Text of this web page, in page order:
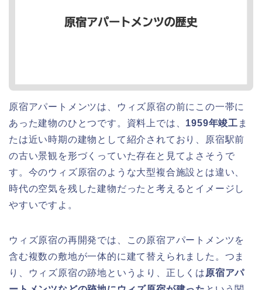
原宿アパートメンツは、ウィズ原宿の前にこの一帯に
あった建物のひとつです。資料上では、 1959年竣工 ま
たは近い時期の建物として紹介されており、原宿駅前
の古い景観を形づくっていた存在と見てよさそうで
す。今のウィズ原宿のような大型複合施設とは違い、
時代の空気を残した建物だったと考えるとイメージし
やすいですよ。
ウィズ原宿の再開発では、この原宿アパートメンツを
含む複数の敷地が一体的に建て替えられました。つま
り、ウィズ原宿の跡地というより、正しくは 原宿アパ